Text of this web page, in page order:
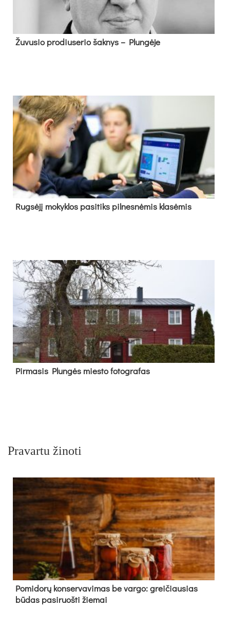
Žu­vu­sio pro­diu­se­rio šak­nys – Plun­gė­je
Rug­sė­jį mo­kyk­los pa­si­tiks pil­nes­nė­mis kla­sė­mis
Pir­ma­sis Plun­gės mies­to fo­tog­ra­fas
Pravartu žinoti
Pomidorų konservavimas be vargo: greičiausias
būdas pasiruošti žiemai